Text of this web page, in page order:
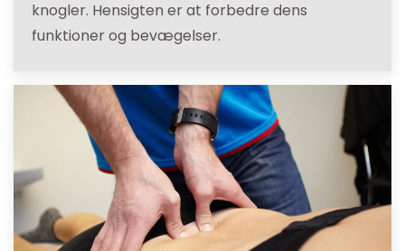
knogler. Hensigten er at forbedre dens
funktioner og bevægelser.